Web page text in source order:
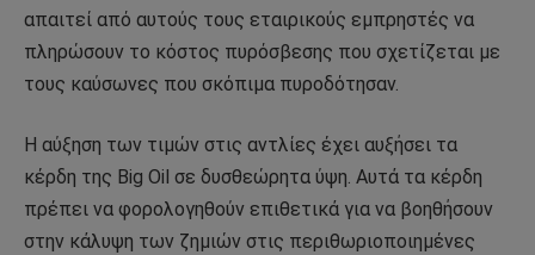
απαιτεί από αυτούς τους εταιρικούς εμπρηστές να
πληρώσουν το κόστος πυρόσβεσης που σχετίζεται με
τους καύσωνες που σκόπιμα πυροδότησαν.
Η αύξηση των τιμών στις αντλίες έχει αυξήσει τα
κέρδη της Big Oil σε δυσθεώρητα ύψη. Αυτά τα κέρδη
πρέπει να φορολογηθούν επιθετικά για να βοηθήσουν
στην κάλυψη των ζημιών στις περιθωριοποιημένες